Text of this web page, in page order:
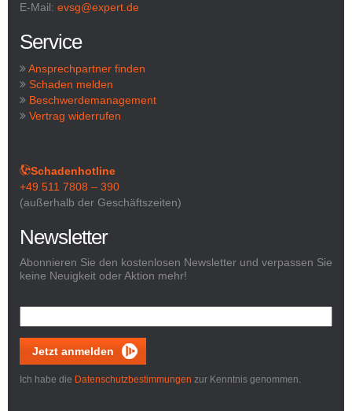
E-Mail: evsg@expert.de
Service
Ansprechpartner finden
Schaden melden
Beschwerdemanagement
Vertrag widerrufen
Schadenhotline
+49 511 7808 – 390
(außerhalb der Geschäftszeiten)
Newsletter
Abonnieren Sie den kostenlosen Newsletter und verpassen Sie
keine Neuigkeit oder Aktion mehr!
Jetzt anmelden
Ich habe die Datenschutzbestimmungen zur Kenntnis genommen.